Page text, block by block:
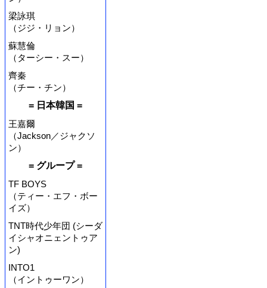
梁詠琪
（ジジ・リョン）
蘇慧倫
（ターシー・スー）
齊秦
（チー・チン）
= 日本韓国 =
王嘉爾
（Jackson／ジャクソ
ン）
= グループ =
TF BOYS
（ティー・エフ・ボー
イズ）
TNT時代少年団 (シーダ
イシャオニェントゥア
ン)
INTO1
（イントゥーワン）